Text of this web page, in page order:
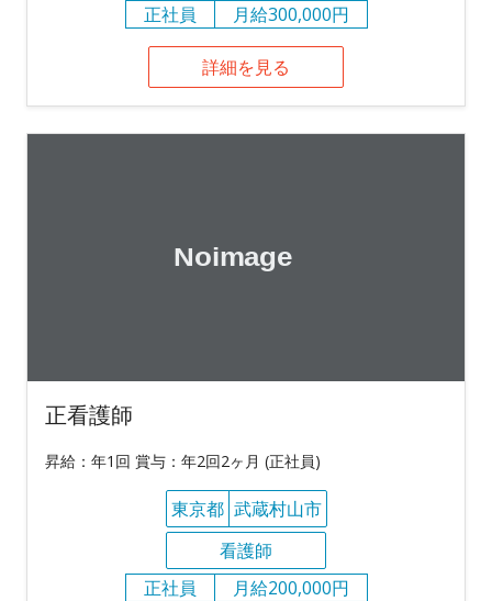
正社員
月給300,000円
詳細を見る
正看護師
昇給：年1回 賞与：年2回2ヶ月 (正社員)
東京都 武蔵村山市
看護師
正社員
月給200,000円